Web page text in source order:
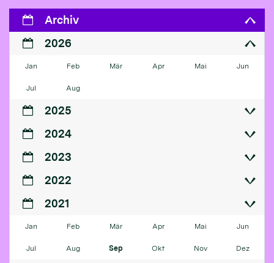
Archiv
2026
Jan Feb Mär Apr Mai Jun
Jul Aug
2025
2024
2023
2022
2021
Jan Feb Mär Apr Mai Jun
Jul Aug Sep Okt Nov Dez